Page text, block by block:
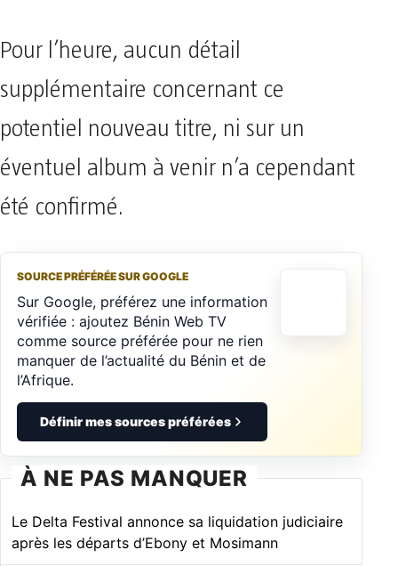
Pour l’heure, aucun détail
supplémentaire concernant ce
potentiel nouveau titre, ni sur un
éventuel album à venir n’a cependant
été confirmé.
SOURCE PRÉFÉRÉE SUR GOOGLE
Sur Google, préférez une information
vérifiée : ajoutez Bénin Web TV
comme source préférée pour ne rien
manquer de l’actualité du Bénin et de
l’Afrique.
Définir mes sources préférées
À NE PAS MANQUER
Le Delta Festival annonce sa liquidation judiciaire
après les départs d’Ebony et Mosimann